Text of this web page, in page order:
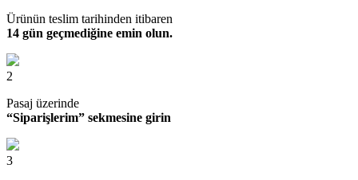
Ürünün teslim tarihinden itibaren
14 gün geçmediğine emin olun.
2
Pasaj üzerinde
“Siparişlerim” sekmesine girin
3